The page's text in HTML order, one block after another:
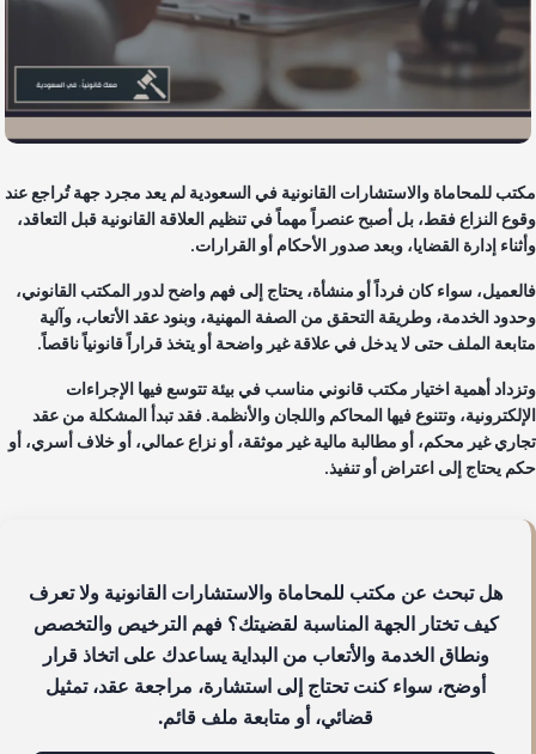
للمحاماة والاستشارات القانونيةفي السعودية لم يعد مجرد جهة تُراجع عند
النزاع فقط، بل أصبح عنصراً مهماً في تنظيم العلاقة القانونية قبل التعاقد،
إدارة القضايا، وبعد صدور الأحكام أو القرارات.
سواء كان فرداً أو منشأة، يحتاج إلى فهم واضح لدور المكتب القانوني،
الخدمة، وطريقة التحقق من الصفة المهنية، وبنود عقد الأتعاب، وآلية
الملف حتى لا يدخل في علاقة غير واضحة أو يتخذ قراراً قانونياً ناقصاً.
أهمية اختيار مكتب قانوني مناسب في بيئة تتوسع فيها الإجراءات
وتتنوع فيها المحاكم واللجان والأنظمة. فقد تبدأ المشكلة من عقد
غير محكم، أو مطالبة مالية غير موثقة، أو نزاع عمالي، أو خلاف أسري، أو
يحتاج إلى اعتراض أو تنفيذ.
هل تبحث عن مكتب للمحاماة والاستشارات القانونية ولا تعرف
كيف تختار الجهة المناسبة لقضيتك؟ فهم الترخيص والتخصص
ونطاق الخدمة والأتعاب من البداية يساعدك على اتخاذ قرار
أوضح، سواء كنت تحتاج إلى استشارة، مراجعة عقد، تمثيل
قضائي، أو متابعة ملف قائم.